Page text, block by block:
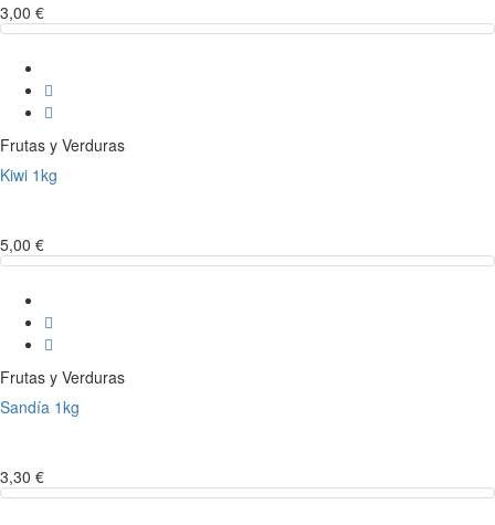
3,00 €
Frutas y Verduras
Kiwi 1kg
5,00 €
Frutas y Verduras
Sandía 1kg
3,30 €